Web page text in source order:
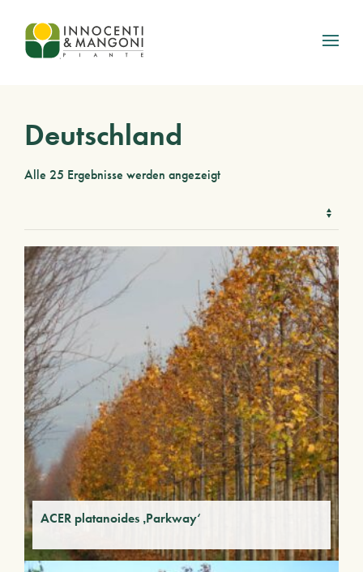
Skip to main content
Deutschland
Alle 25 Ergebnisse werden angezeigt
ACER platanoides ‚Parkway‘